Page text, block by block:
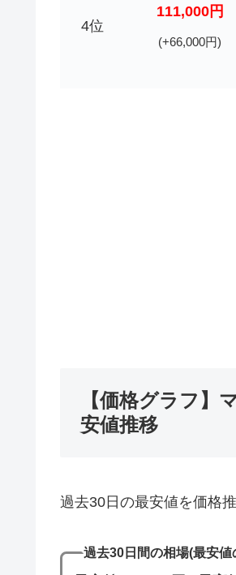
4位
111,000円
(+66,000円)
【価格グラフ】
安値推移
過去30日の最安値を価格
過去30日間の相場(最安値